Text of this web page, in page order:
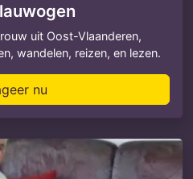
uit Oost-Vlaanderen,
wandelen, reizen, en lezen.
nu